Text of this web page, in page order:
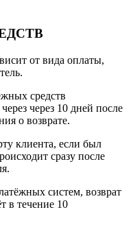
от вида оплаты,
средств
через 10 дней после
о возврате.
клиента, если был
сразу после
систем, возврат
в течение 10